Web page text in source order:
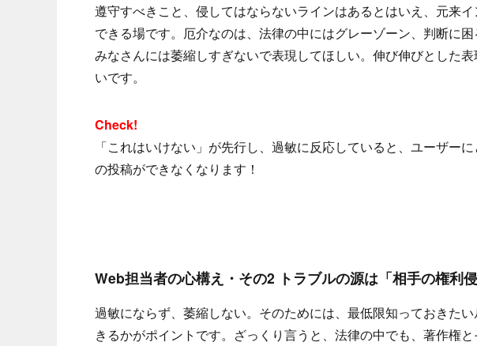
遵守すべきこと、侵してはならないラインはあるとはいえ、元来
できる場です。厄介なのは、法律の中にはグレーゾーン、判断に困
みなさんには萎縮しすぎないで表現してほしい。伸び伸びとした
いです。
Check!
「これはいけない」が先行し、過敏に反応していると、ユーザー
の投稿ができなくなります！
Web担当者の心構え・その2 トラブルの源は「相手の権利
過敏にならず、萎縮しない。そのためには、最低限知っておきた
きるかがポイントです。ざっくり言うと、法律の中でも、著作権